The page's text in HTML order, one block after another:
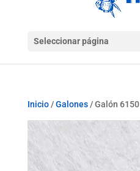
Seleccionar página
Inicio/Galones/ Galón 6150